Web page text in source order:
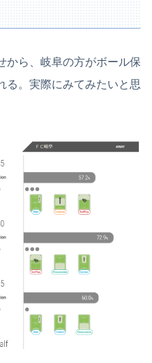
から、岐阜の方がボール保
る。実際にみてみたいと思